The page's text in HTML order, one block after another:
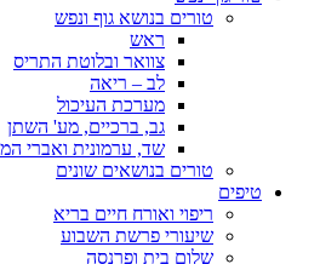
טורים בנושא גוף ונפש
ראש
צוואר ובלוטת התריס
לב – ריאה
מערכת העיכול
גב, ברכיים, מע' השתן
שד, ערמונית ואברי
טורים בנושאים שונים
טיפים
ריפוי ואורח חיים בריא
שיעורי פרשת השבוע
שלום בית ופרנסה